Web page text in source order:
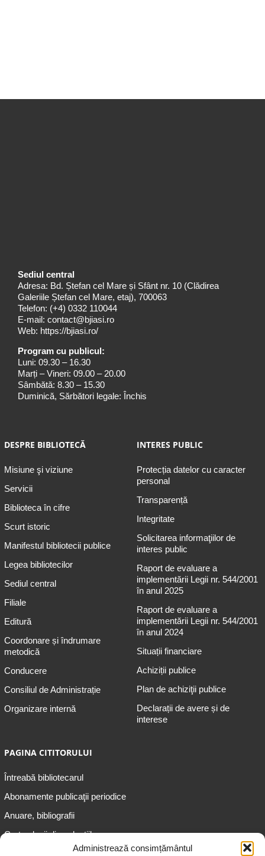
Administrează consimțământul
Sediul central
Adresa: Bd. Ștefan cel Mare și Sfânt nr. 10 (Clădirea
Galeriile Ștefan cel Mare, etaj), 700063
Telefon: (+4) 0332 110044
E-mail: contact@bjiasi.ro
Web: https://bjiasi.ro/
Program cu publicul:
Luni: 09.30 – 16.30
Marți – Vineri: 09.00 – 20.00
Sâmbătă: 8.30 – 15.30
Duminică, Sărbători legale: Închis
DESPRE BIBLIOTECĂ
Misiune şi viziune
Servicii
Biblioteca în cifre
Scurt istoric
Manifestul bibliotecii publice
Legea bibliotecilor
Sediul central
Filiale
Editură
Coordonare și îndrumare
metodică
Conducere
Consiliul de Administrație
Organizare internă
INTERES PUBLIC
Protecția datelor cu caracter
personal
Transparență
Integritate
Solicitarea informaţiilor de
interes public
Raport de evaluare a
implementării Legii nr. 544/2001
în anul 2025
Raport de evaluare a
implementării Legii nr. 544/2001
în anul 2024
Situații financiare
Achiziții publice
Plan de achiziţii publice
Declarații de avere și de
interese
PAGINA CITITORULUI
Întreabă bibliotecarul
Abonamente publicaţii periodice
Anuare, bibliografii
Cartea lunii din colecțiile